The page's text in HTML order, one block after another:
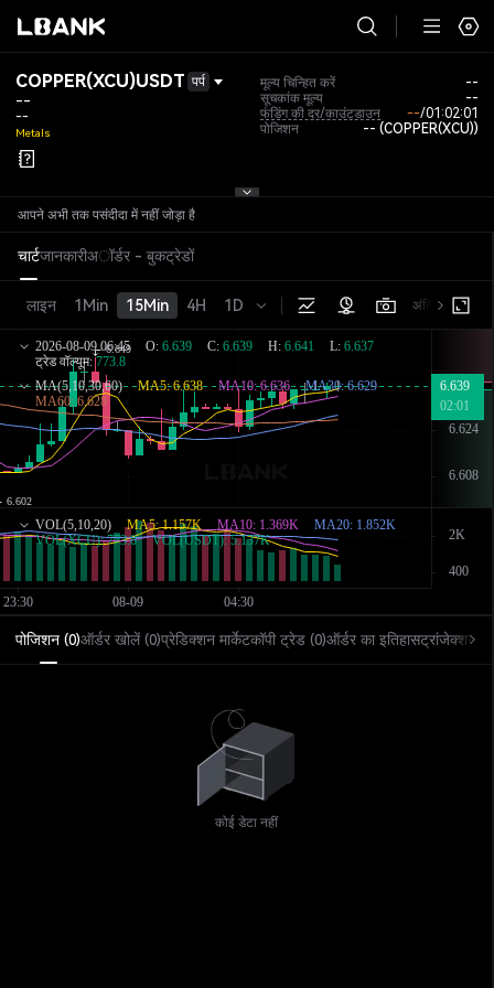
COPPER(XCU)USDT पर्प
--
--
Metals
मूल्य चिन्हित करें
--
सूचकांक मूल्य
--
फंडिंग की दर/काउंटडाउन
--/01:02:00
पोजिशन
-- (COPPER(XCU))
आपने अभी तक पसंदीदा में नहीं जोड़ा है
चार्टजानकारीअॉर्डर - बुकट्रेडों
लाइन 1Min 15Min 4H 1D अंतिम मूल्य
पोजिशन (0)ऑर्डर खोलें (0)प्रेडिक्शन मार्केटकॉपी ट्रेड (0)ऑर्डर का इतिहासट्रांजेक्शन
कोई डेटा नहीं